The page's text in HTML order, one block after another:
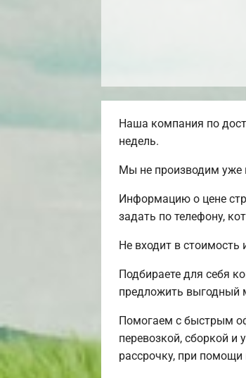
Наша компания по
недель.
Мы не производим уже
Информацию о цене
задать по телефону,
Не входит в стоимость
Подбираете для себя
предложить выгодный
Помогаем с быстрым
перевозкой, сборкой и
рассрочку, при